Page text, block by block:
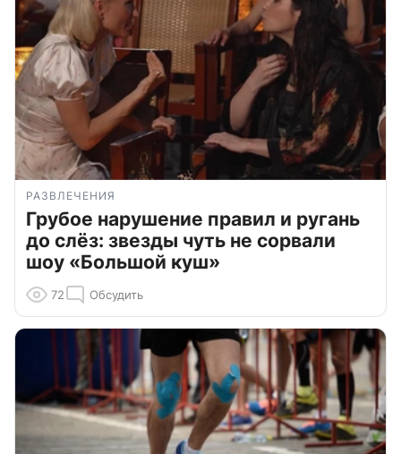
РАЗВЛЕЧЕНИЯ
Грубое нарушение правил и ругань
до слёз: звезды чуть не сорвали
шоу «Большой куш»
72 Обсудить